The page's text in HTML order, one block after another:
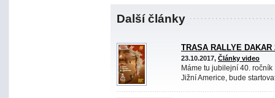
Další články
TRASA RALLYE DAKAR
23.10.2017, Články video
Máme tu jubilejní 40.
Jižní Americe, bude